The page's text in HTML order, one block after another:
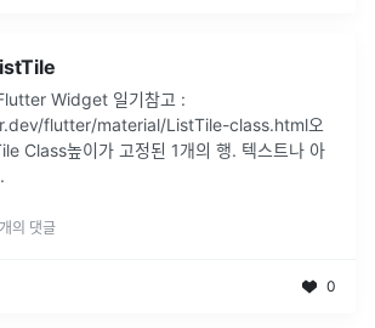
Widget 일기참고 :
flutter/material/ListTile-class.html오
Class높이가 고정된 1개의 행. 텍스트나 아
개의 댓글
0